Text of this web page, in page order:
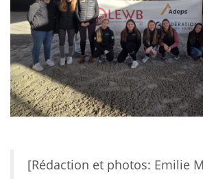
[Rédaction et photos: Emilie